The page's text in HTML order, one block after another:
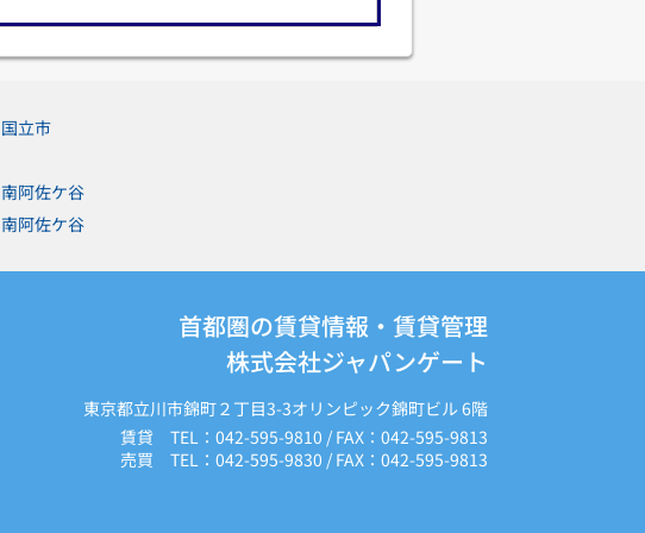
国立市
南阿佐ケ谷
南阿佐ケ谷
首都圏の賃貸情報・賃貸管理
株式会社ジャパンゲート
東京都立川市錦町２丁目3-3オリンピック錦町ビル 6階
賃貸 TEL：042-595-9810 / FAX：042-595-9813
売買 TEL：042-595-9830 / FAX：042-595-9813